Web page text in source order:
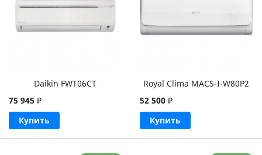
Daikin FWT06CT
75 945 ₽
Купить
Royal Clima MACS-I-W80P2
52 500₽
Купить